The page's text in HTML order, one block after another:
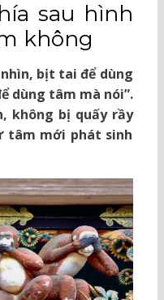
sau hình
không
bịt tai để dùng
dùng tâm mà nói”.
không bị quấy rầy
tâm mới phát sinh